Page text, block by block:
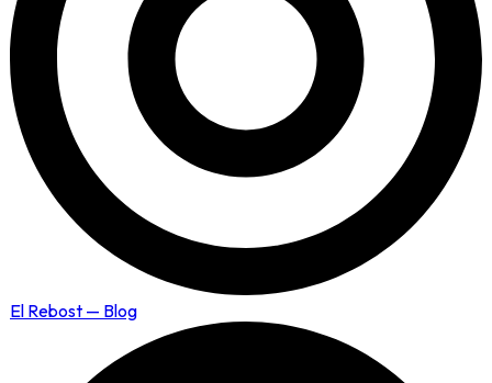
El Rebost — Blog